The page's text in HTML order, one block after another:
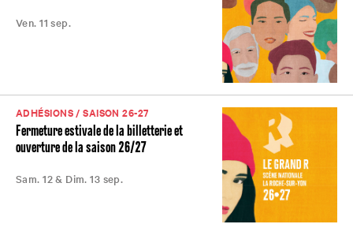
Ven. 11 sep.
ADHÉSIONS / SAISON 26-27
Fermeture estivale de la billetterie et
ouverture de la saison 26/27
Sam. 12 & Dim. 13 sep.